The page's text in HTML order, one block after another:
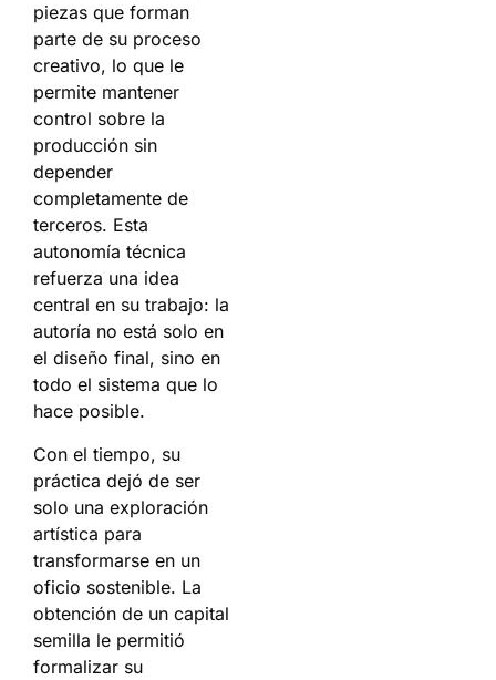
piezas que forman
parte de su proceso
creativo, lo que le
permite mantener
control sobre la
producción sin
depender
completamente de
terceros. Esta
autonomía técnica
refuerza una idea
central en su trabajo: la
autoría no está solo en
el diseño final, sino en
todo el sistema que lo
hace posible.
Con el tiempo, su
práctica dejó de ser
solo una exploración
artística para
transformarse en un
oficio sostenible. La
obtención de un capital
semilla le permitió
formalizar su